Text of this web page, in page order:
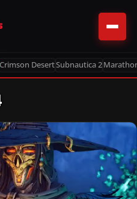
Crimson DesertSubnautica 2